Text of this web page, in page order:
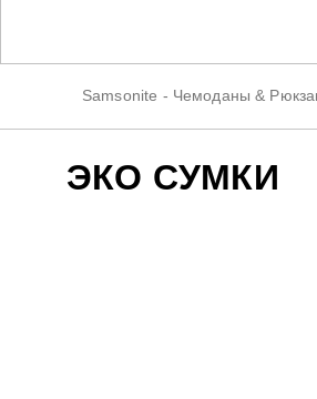
Samsonite - Чемоданы &
ЭКО СУМКИ